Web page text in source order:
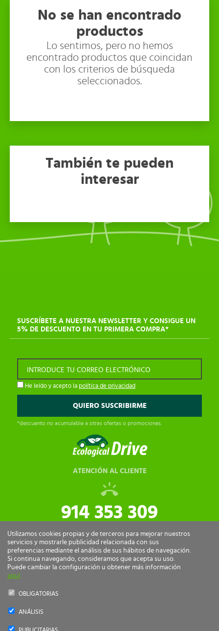
No se han encontrado
productos
Lo sentimos, pero no hemos
encontrado productos que coincidan
con los criterios de búsqueda
seleccionados.
También te pueden
interesar
SUSCRÍBETE A NUESTRA NEWSLETTER Y CONSIGUE UN
5% DE DESCUENTO EN TU PRIMERA COMPRA*
INTRODUCE TU CORREO ELECTRÓNICO
He leído y acepto la política de privacidad
*descuento no acumulable a otras ofertas o promociones.
ATENCIÓN AL CLIENTE
914 353 309
tiendaonline@ecologicaldrive.com
Utilizamos cookies propias y de terceros para mejorar nuestros
servicios y mostrarle publicidad relacionada con sus
preferencias mediante el análisis de sus hábitos de navegación.
Si continua navegando, consideramos que acepta su uso.
Puede cambiar la configuración u obtener más información
aquí
OBLIGATORIAS
ANÁLISIS